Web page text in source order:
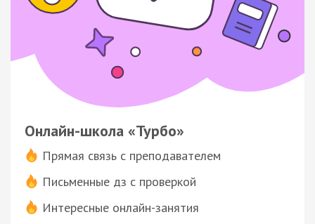
Онлайн-школа «Турбо»
Прямая связь с преподавателем
Письменные дз с проверкой
Интересные онлайн-занятия